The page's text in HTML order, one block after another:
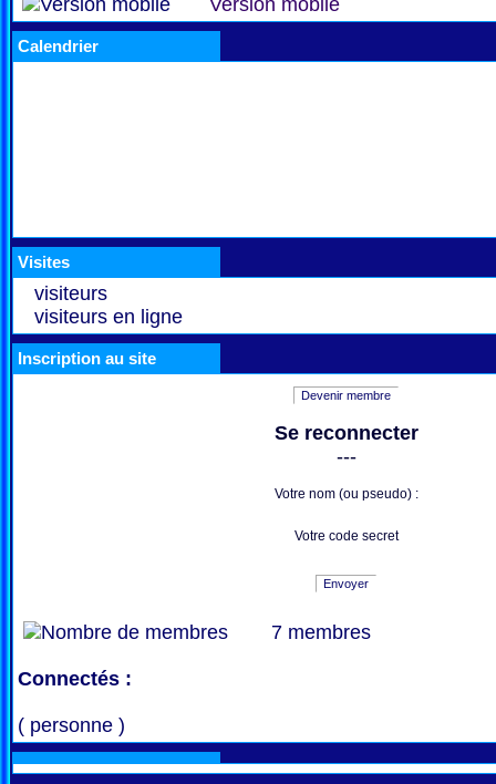
Version mobile
Calendrier
Visites
visiteurs
visiteurs en ligne
Inscription au site
Devenir membre
Se reconnecter
---
Votre nom (ou pseudo) :
Votre code secret
Envoyer
7 membres
Connectés :
( personne )